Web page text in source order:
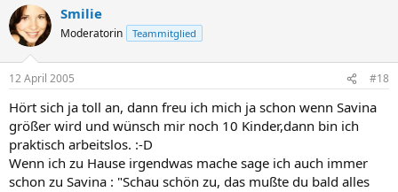
Smilie
Moderatorin Teammitglied
12 April 2005 #18
Hört sich ja toll an, dann freu ich mich ja schon wenn Savina
größer wird und wünsch mir noch 10 Kinder,dann bin ich
praktisch arbeitslos. :-D
Wenn ich zu Hause irgendwas mache sage ich auch immer
schon zu Savina : "Schau schön zu, das mußte du bald alles